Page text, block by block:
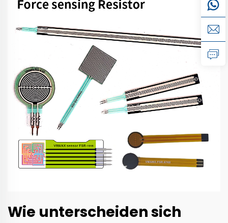
Wie unterscheiden sich